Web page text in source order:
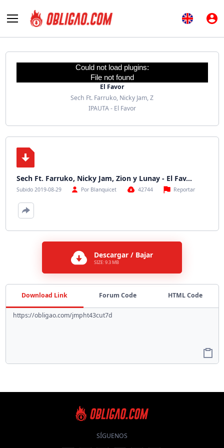
Could not load plugins:
File not found
El Favor
Sech Ft. Farruko, Nicky Jam, Z
IPAUTA - El Favor
Sech Ft. Farruko, Nicky Jam, Zion y Lunay - El Fav…
Subido 2019-08-29 Por Blanquicet 42744 Reportar
Descargar / Bajar
SIZE: 9.3 MB
Download Link Forum Code HTML Code
SÍGUENOS